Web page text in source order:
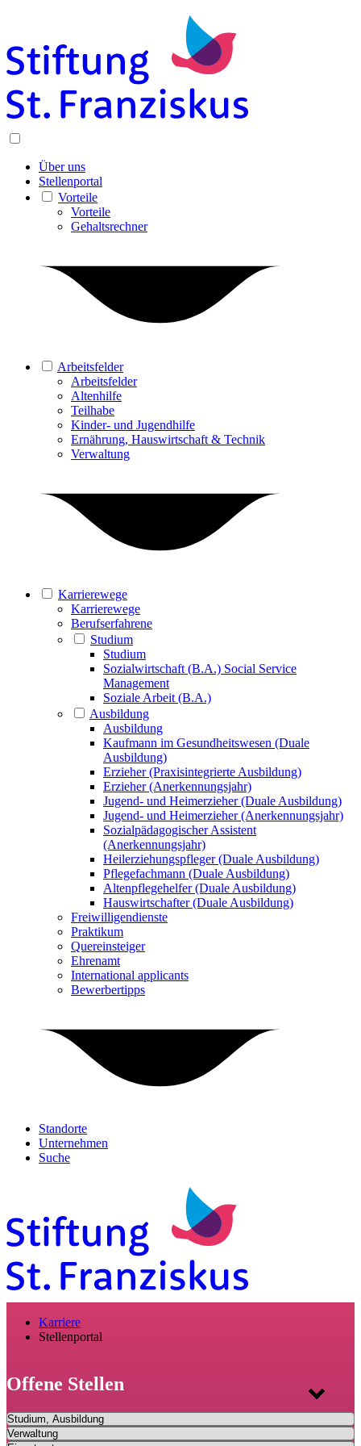
Über uns
Stellenportal
Vorteile
Vorteile
Gehaltsrechner
Arbeitsfelder
Arbeitsfelder
Altenhilfe
Teilhabe
Kinder- und Jugendhilfe
Ernährung, Hauswirtschaft & Technik
Verwaltung
Karrierewege
Karrierewege
Berufserfahrene
Studium
Studium
Sozialwirtschaft (B.A.) Social Service
Management
Soziale Arbeit (B.A.)
Ausbildung
Ausbildung
Kaufmann im Gesundheitswesen (Duale
Ausbildung)
Erzieher (Praxisintegrierte Ausbildung)
Erzieher (Anerkennungsjahr)
Jugend- und Heimerzieher (Duale Ausbildung)
Jugend- und Heimerzieher (Anerkennungsjahr)
Sozialpädagogischer Assistent
(Anerkennungsjahr)
Heilerziehungspfleger (Duale Ausbildung)
Pflegefachmann (Duale Ausbildung)
Altenpflegehelfer (Duale Ausbildung)
Hauswirtschafter (Duale Ausbildung)
Freiwilligendienste
Praktikum
Quereinsteiger
Ehrenamt
International applicants
Bewerbertipps
Standorte
Unternehmen
Suche
Karriere
Stellenportal
Offene Stellen